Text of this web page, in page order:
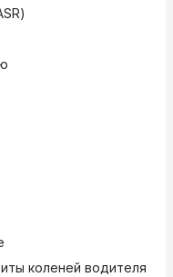
коленей водителя